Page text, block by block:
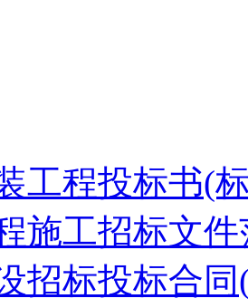
工程投标书(
施工招标文
招标投标合